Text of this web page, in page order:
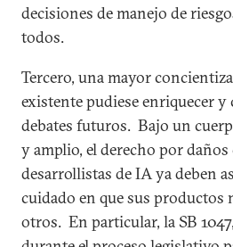
decisiones de manejo de
todos.
Tercero, una mayor
existente pudiese enriquecer
debates futuros. Bajo un
y amplio, el derecho por
desarrollistas de IA ya deben
cuidado en que sus productos
otros. En particular, la SB